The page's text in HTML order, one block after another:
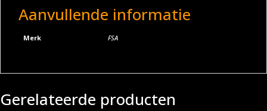
i
Aanvullende informatie
Merk FSA
Gerelateerde producten